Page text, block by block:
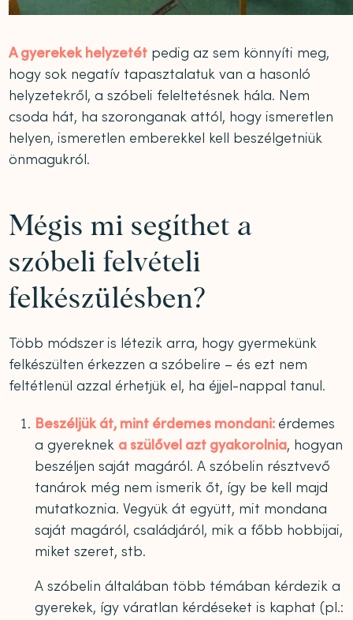
A gyerekek helyzetét pedig az sem könnyíti meg,
hogy sok negatív tapasztalatuk van a hasonló
helyzetekről, a szóbeli feleltetésnek hála. Nem
csoda hát, ha szoronganak attól, hogy ismeretlen
helyen, ismeretlen emberekkel kell beszélgetniük
önmagukról.
Mégis mi segíthet a
szóbeli felvételi
felkészülésben?
Több módszer is létezik arra, hogy gyermekünk
felkészülten érkezzen a szóbelire – és ezt nem
feltétlenül azzal érhetjük el, ha éjjel-nappal tanul.
Beszéljük át, mint érdemes mondani: érdemes
a gyereknek a szülővel azt gyakorolnia, hogyan
beszéljen saját magáról. A szóbelin résztvevő
tanárok még nem ismerik őt, így be kell majd
mutatkoznia. Vegyük át együtt, mit mondana
saját magáról, családjáról, mik a főbb hobbijai,
miket szeret, stb.
A szóbelin általában több témában kérdezik a
gyerekek, így váratlan kérdéseket is kaphat (pl.: